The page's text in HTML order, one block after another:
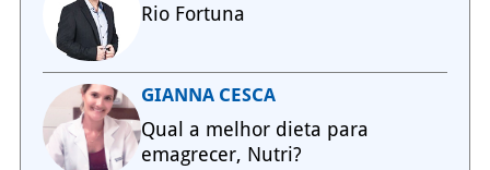
Rio Fortuna
GIANNA CESCA
Qual a melhor dieta para
emagrecer, Nutri?